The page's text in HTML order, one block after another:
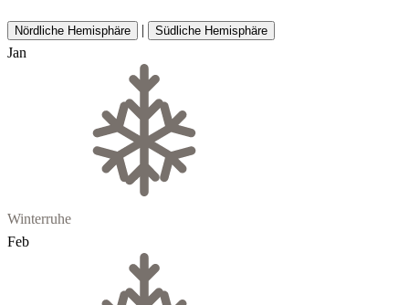
Nördliche Hemisphäre | Südliche Hemisphäre
Jan
Winterruhe
Feb